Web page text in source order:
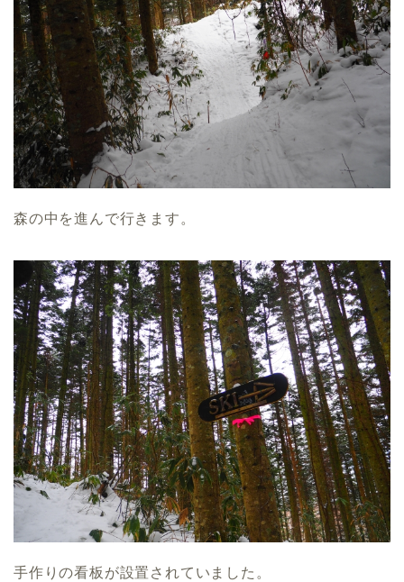
森の中を進んで行きます。
手作りの看板が設置されていました。